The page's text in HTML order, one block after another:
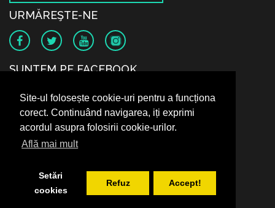
Site-ul folosește cookie-uri pentru a funcționa
corect. Continuând navigarea, iți exprimi
acordul asupra folosirii cookie-urilor.
Află mai mult
Setări
cookies
Refuz Accept!
URMĂREŞTE-NE
SUNTEM PE FACEBOOK